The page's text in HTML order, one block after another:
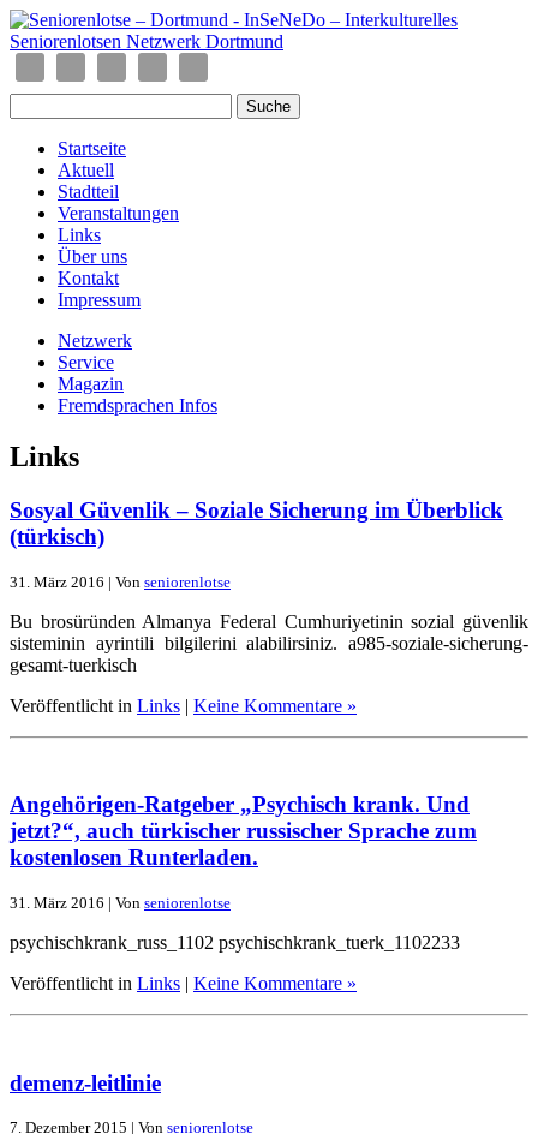
Startseite
Aktuell
Stadtteil
Veranstaltungen
Links
Über uns
Kontakt
Impressum
Netzwerk
Service
Magazin
Fremdsprachen Infos
Links
Sosyal Güvenlik – Soziale Sicherung im Überblick
(türkisch)
31. März 2016 | Von seniorenlotse
Bu brosüründen Almanya Federal Cumhuriyetinin sozial güvenlik
sisteminin ayrintili bilgilerini alabilirsiniz. a985-soziale-sicherung-
gesamt-tuerkisch
Veröffentlicht in Links | Keine Kommentare »
Angehörigen-Ratgeber „Psychisch krank. Und
jetzt?“, auch türkischer russischer Sprache zum
kostenlosen Runterladen.
31. März 2016 | Von seniorenlotse
psychischkrank_russ_1102 psychischkrank_tuerk_1102233
Veröffentlicht in Links | Keine Kommentare »
demenz-leitlinie
7. Dezember 2015 | Von seniorenlotse